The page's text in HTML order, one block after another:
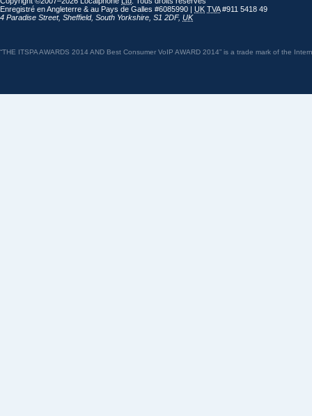
Enregistré en Angleterre & au Pays de Galles #6085990 | UK TVA#911 5418 49
4 Paradise Street, Sheffield, South Yorkshire S1 2DF, UK
“THE ITSPA AWARDS 2014 AND Best Consumer VoIP AWARD 2014” is a trade mark of the